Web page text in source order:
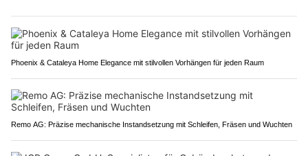
Phoenix & Cataleya Home Elegance mit stilvollen Vorhängen für jeden Raum
Remo AG: Präzise mechanische Instandsetzung mit Schleifen, Fräsen und Wuchten